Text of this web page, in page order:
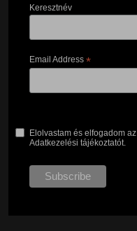
Keresztnév
Email Address *
Elolvastam és elfogadom az
Adatkezelési tájékoztatót.